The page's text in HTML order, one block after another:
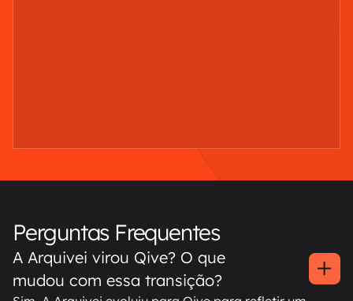
Perguntas Frequentes
A Arquivei virou Qive? O que
mudou com essa transição?